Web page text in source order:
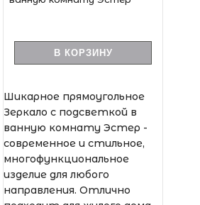
В КОРЗИНУ
Шикарное прямоугольное
Зеркало с подсветкой в
ванную комнату Эстер -
современное и стильное,
многофункциональное
изделие для любого
направления. Отлично